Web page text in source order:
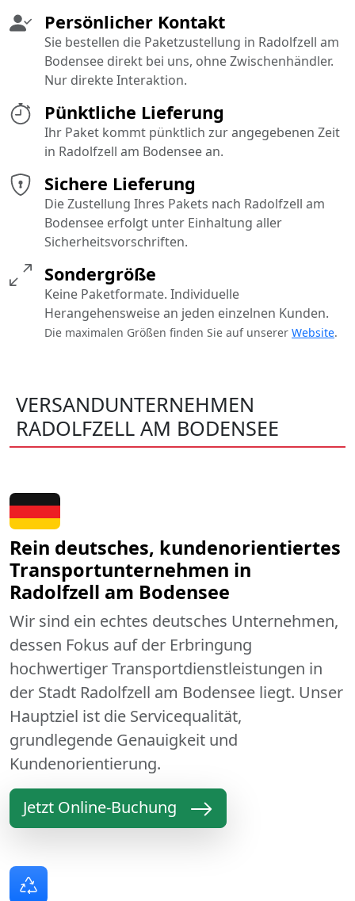
Pünktliche Lieferung
Ihr Paket kommt pünktlich zur angegebenen Zeit
in Radolfzell am Bodensee an.
Sichere Lieferung
Die Zustellung Ihres Pakets nach Radolfzell am
Bodensee erfolgt unter Einhaltung aller
Sicherheitsvorschriften.
Persönlicher Kontakt
Sie bestellen die Paketzustellung in Radolfzell am
Bodensee direkt bei uns, ohne Zwischenhändler.
Nur direkte Interaktion.
Sondergröße
Keine Paketformate. Individuelle
Herangehensweise an jeden einzelnen Kunden.
Die maximalen Größen finden Sie auf unserer Website.
VERSANDUNTERNEHMEN
RADOLFZELL AM BODENSEE
Rein deutsches, kundenorientiertes
Transportunternehmen in
Radolfzell am Bodensee
Wir sind ein echtes deutsches Unternehmen,
dessen Fokus auf der Erbringung
hochwertiger Transportdienstleistungen in
der Stadt Radolfzell am Bodensee liegt. Unser
Hauptziel ist die Servicequalität,
grundlegende Genauigkeit und
Kundenorientierung.
Jetzt Online-Buchung